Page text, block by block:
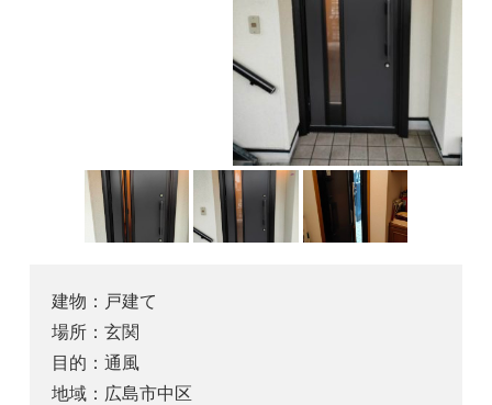
建物： 戸建て
場所： 玄関
目的： 通風
地域： 広島市中区